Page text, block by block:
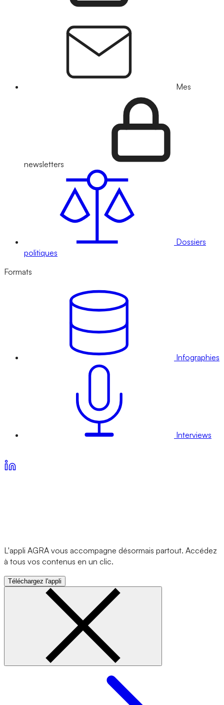
Mes
newsletters
Dossiers
politiques
Formats
Infographies
Interviews
L'appli AGRA vous accompagne désormais partout. Accédez
à tous vos contenus en un clic.
Téléchargez l'appli